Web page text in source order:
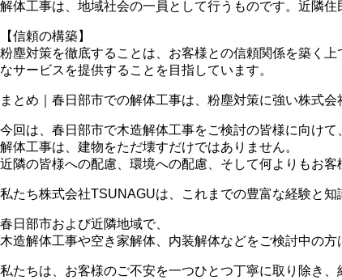
解体工事は、地域社会の一員として行うものです。近隣
【信頼の構築】
粉塵対策を徹底することは、お客様との信頼関係を築く
なサービスを提供することを目指しています。
まとめ｜春日部市での解体工事は、粉塵対策に強い株式会
今回は、春日部市で木造解体工事をご検討の皆様に向けて
解体工事は、建物をただ壊すだけではありません。
近隣の皆様への配慮、環境への配慮、そして何よりもお客
私たち株式会社TSUNAGUは、これまでの豊富な経験と
春日部市および近隣地域で、
木造解体工事や空き家解体、内装解体などをご検討中の
私たちは、お客様のご不安を一つひとつ丁寧に取り除き、